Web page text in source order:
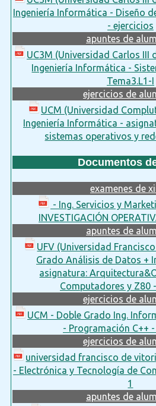
Ingeniería Informática - Diseño
- ejercicios
apuntes de
UC3M (Universidad Carlos III
Ingeniería Informática -
Tema3.L1-I
ejercicios de
UCM (Universidad
Ingeniería Informática -
sistemas operativos y
Documentos
examenes de
- Ing. Servicios y
INVESTIGACIÓN
apuntes de
UFV (Universidad
Grado Análisis de Datos +
asignatura:
Computadores y Z80
ejercicios de
UCM - Doble Grado Ing.
- Programación C++
ejercicios de
universidad francisco de
- Electrónica y Tecnología de
1
apuntes de